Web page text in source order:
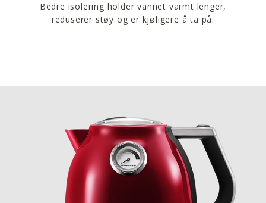
Bedre isolering holder vannet varmt lenger,
reduserer støy og er kjøligere å ta på.